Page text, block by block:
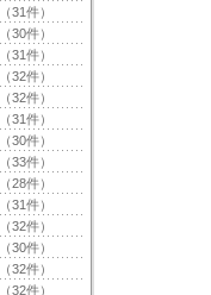
（31件）
（30件）
（31件）
（32件）
（32件）
（31件）
（30件）
（33件）
（28件）
（31件）
（32件）
（30件）
（32件）
（32件）